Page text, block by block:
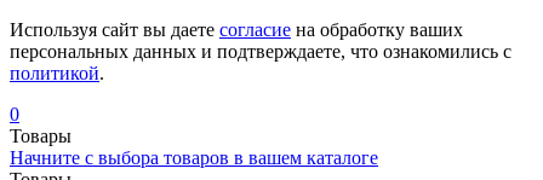
Используя сайт вы даете согласие на обработку ваших
персональных данных и подтверждаете, что ознакомились с
политикой.
0
Товары
Начните с выбора товаров в вашем каталоге